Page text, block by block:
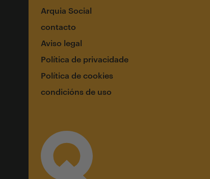
Arquia Social
contacto
Aviso legal
Política de privacidade
Política de cookies
condicións de uso